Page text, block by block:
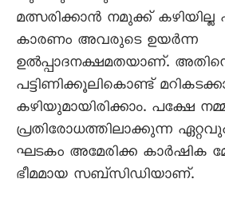
മത്സരിക്കാൻ നമുക്ക്
കാരണം അവരുടെ ഉയർന്ന
ഉൽപ്പാദനക്ഷമതയാണ്.
പട്ടിണിക്കൂലികൊണ്ട്
കഴിയുമായിരിക്കാം. പക്ഷേ
പ്രതിരോധത്തിലാക്കുന്ന ഏറ്റവും
ഘടകം അമേരിക്ക കാർഷിക
ഭീമമായ സബ്സിഡിയാണ്.